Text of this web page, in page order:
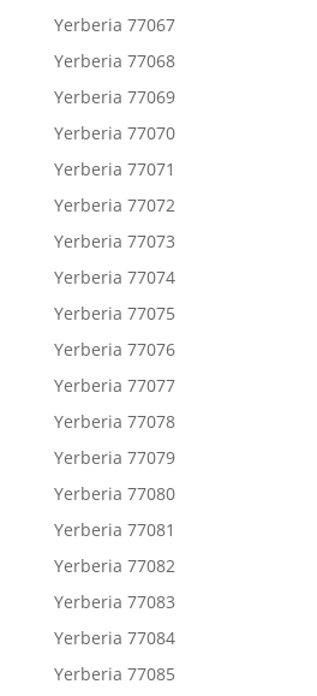
Yerberia 77067
Yerberia 77068
Yerberia 77069
Yerberia 77070
Yerberia 77071
Yerberia 77072
Yerberia 77073
Yerberia 77074
Yerberia 77075
Yerberia 77076
Yerberia 77077
Yerberia 77078
Yerberia 77079
Yerberia 77080
Yerberia 77081
Yerberia 77082
Yerberia 77083
Yerberia 77084
Yerberia 77085